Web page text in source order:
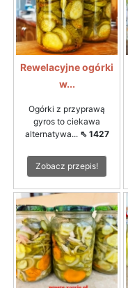
Rewelacyjne ogórki
w...
Ogórki z przyprawą
gyros to ciekawa
alternatywa... ⇖ 1427
Zobacz przepis!